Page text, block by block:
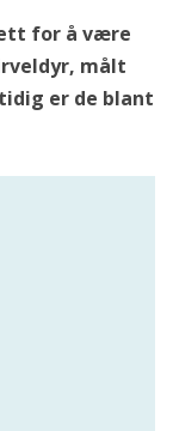
for å være
målt
er de blant